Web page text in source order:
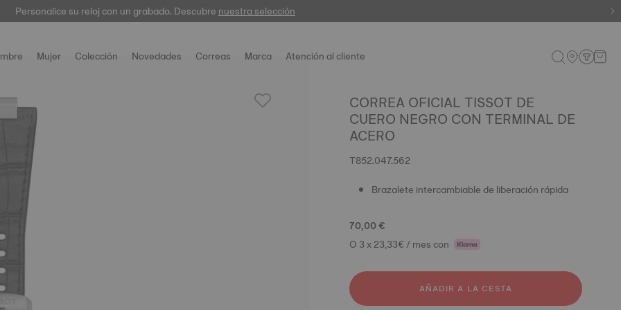
Personalice su reloj con un grabado. Descubrenuestra selección
garantía digital
Mujer Colección Novedades Correas Marca Atención al cliente
CORREA OFICIAL TISSOT DE
CUERO NEGRO CON TERMINAL DE
ACERO
T852.047.562
Brazalete intercambiable de liberación rápida
70,00 €
O 3 x 23,33€ / mes con
AÑADIR A LA CESTA